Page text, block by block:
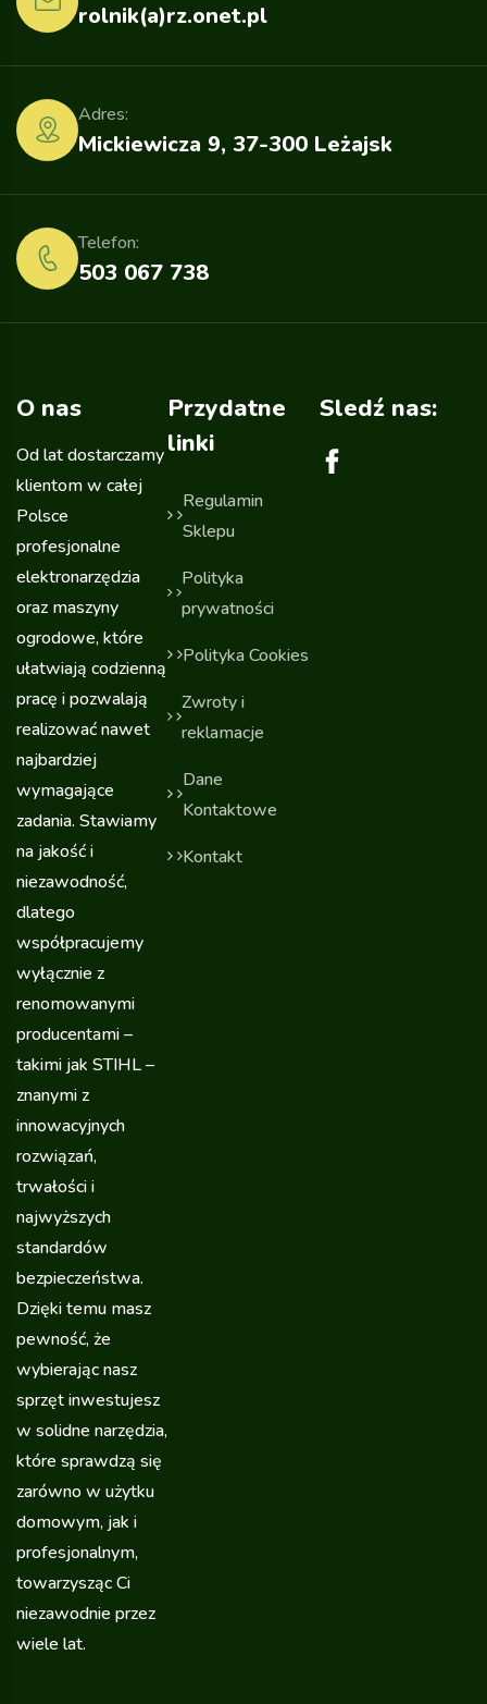
rolnik(a)rz.onet.pl
Mickiewicza 9, 37-300 Leżajsk
Adres:
503 067 738
Telefon:
O nas
Od lat dostarczamy
klientom w całej
Polsce
profesjonalne
elektronarzędzia
oraz maszyny
ogrodowe, które
ułatwiają codzienną
pracę i pozwalają
realizować nawet
najbardziej
wymagające
zadania. Stawiamy
na jakość i
niezawodność,
dlatego
współpracujemy
wyłącznie z
renomowanymi
producentami –
takimi jak STIHL –
znanymi z
innowacyjnych
rozwiązań,
trwałości i
najwyższych
standardów
bezpieczeństwa.
Dzięki temu masz
pewność, że
wybierając nasz
sprzęt inwestujesz
w solidne narzędzia,
które sprawdzą się
zarówno w użytku
domowym, jak i
profesjonalnym,
towarzysząc Ci
niezawodnie przez
wiele lat.
Przydatne
linki
Regulamin
Sklepu
Polityka
prywatności
Polityka Cookies
Zwroty i
reklamacje
Dane
Kontaktowe
Kontakt
Sledź nas: